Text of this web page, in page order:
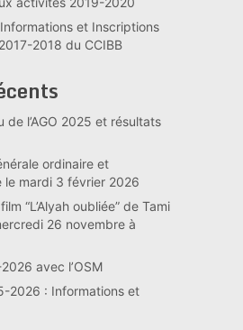
Informations et Inscriptions
2018 du CCIBB
de l’AGO 2025 et résultats
ordinaire et
le mardi 3 février 2026
“L’Alyah oubliée” de Tami
26 novembre à
avec l’OSM
2026 : Informations et